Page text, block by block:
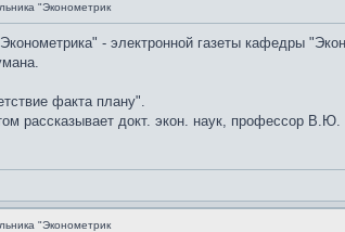
"Эконометрик
- электронной газеты кафедры
факта плану".
рассказывает докт. экон. наук, профессор В.Ю.
"Эконометрик